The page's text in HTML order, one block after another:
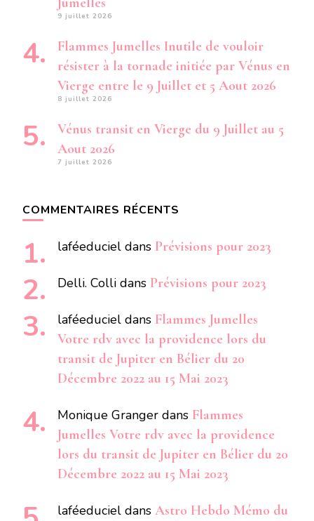
9 juillet 2026
Flammes Jumelles Inutile de vouloir
résister à la tornade initiée par Vénus en
Vierge entre le 9 Juillet et 5 Aout 2026
8 juillet 2026
Vénus transit en Vierge du 9 Juillet au 5
Aout 2026
7 juillet 2026
COMMENTAIRES RÉCENTS
laféeduciel dans Prévisions pour 2023
Delli. Colli dans Prévisions pour 2023
laféeduciel dans Flammes Jumelles
Votre rdv avec la providence lors du
transit de Jupiter en Bélier du 20
Décembre 2022 au 15 Mai 2023
Monique Granger dans Flammes
Jumelles Votre rdv avec la providence
lors du transit de Jupiter en Bélier du 20
Décembre 2022 au 15 Mai 2023
laféeduciel dans Astro Hebdo Mémo du